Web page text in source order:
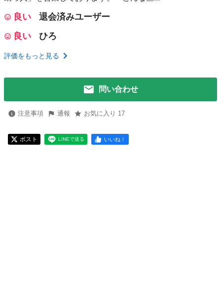
良い
退会済みユーザー
良い
ひろ
評価をもっと見る
問い合わせ
注意事項 通報 お気に入り 17
ポスト LINEで送る いいね！